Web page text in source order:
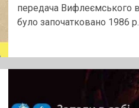
передача
було започатковано 1986 р.